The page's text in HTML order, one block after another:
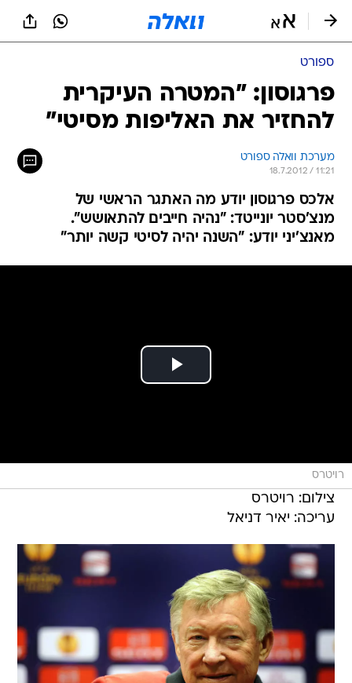
ספורט
פרגוסון: "המטרה העיקרית
להחזיר את האליפות מסיטי"
מערכת וואלה ספורט
18.7.2012 / 11:21
אלכס פרגוסון יודע מה האתגר הראשי של
מנצ'סטר יונייטד: "נהיה חייבים להתאושש".
מאנצ'יני יודע: "השנה יהיה לסיטי קשה יותר"
רויטרס
צילום: רויטרס
עריכה: יאיר דניאל